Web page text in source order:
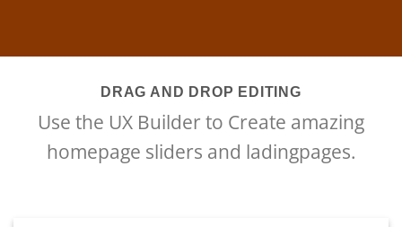
DRAG AND DROP EDITING
Use the UX Builder to Create amazing
homepage sliders and ladingpages.